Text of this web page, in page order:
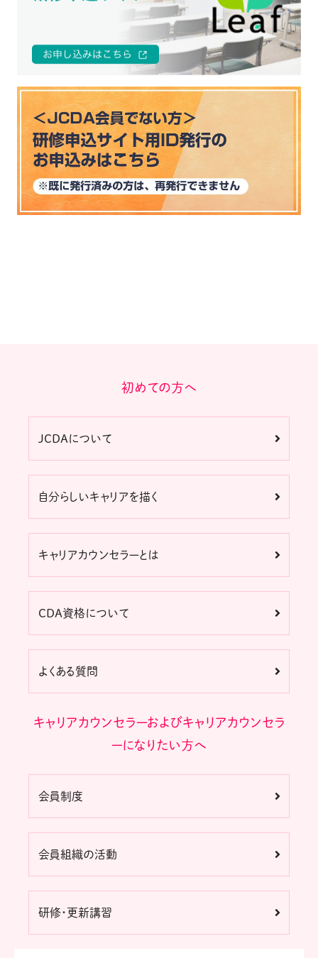
初めての方へ
JCDAについて
自分らしいキャリアを描く
キャリアカウンセラーとは
CDA資格について
よくある質問
キャリアカウンセラーおよびキャリアカウンセラ
ーになりたい方へ
会員制度
会員組織の活動
研修・更新講習